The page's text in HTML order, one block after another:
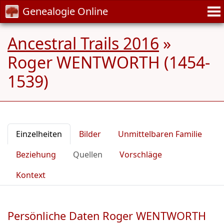
Genealogie Online
Ancestral Trails 2016 »
Roger WENTWORTH (1454-
1539)
Einzelheiten Bilder
Unmittelbaren Familie
Beziehung
Quellen
Vorschläge
Kontext
Persönliche Daten Roger WENTWORTH